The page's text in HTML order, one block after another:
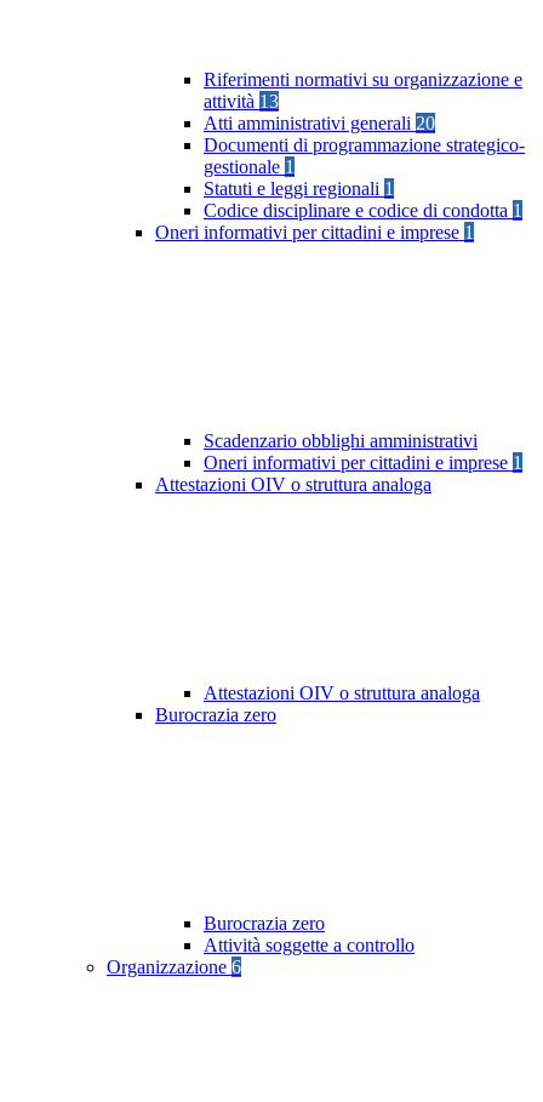
Riferimenti normativi su organizzazione e
attività 13
Atti amministrativi generali 20
Documenti di programmazione strategico-
gestionale 1
Statuti e leggi regionali 1
Codice disciplinare e codice di condotta 1
Oneri informativi per cittadini e imprese 1
Scadenzario obblighi amministrativi
Oneri informativi per cittadini e imprese 1
Attestazioni OIV o struttura analoga
Attestazioni OIV o struttura analoga
Burocrazia zero
Burocrazia zero
Attività soggette a controllo
Organizzazione 6